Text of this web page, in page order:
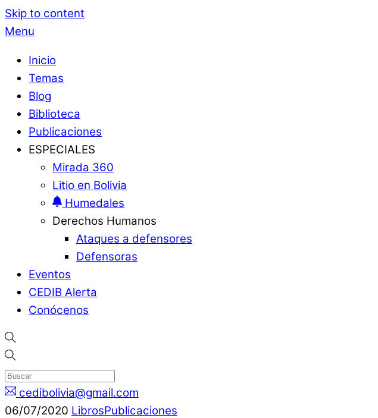
Skip to content
Menu
Inicio
Temas
Blog
Biblioteca
Publicaciones
ESPECIALES
Mirada 360
Litio en Bolivia
Humedales
Derechos Humanos
Ataques a defensores
Defensoras
Eventos
CEDIB Alerta
Conócenos
cedibolivia@gmail.com
06/07/2020 LibrosPublicaciones